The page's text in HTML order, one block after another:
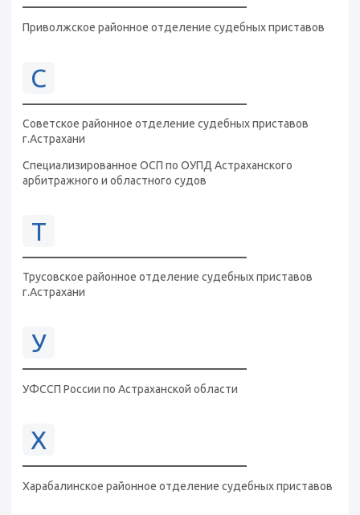
Приволжское районное отделение судебных приставов
С
Советское районное отделение судебных приставов
г.Астрахани
Специализированное ОСП по ОУПД Астраханского
арбитражного и областного судов
Т
Трусовское районное отделение судебных приставов
г.Астрахани
У
УФССП России по Астраханской области
Х
Харабалинское районное отделение судебных приставов